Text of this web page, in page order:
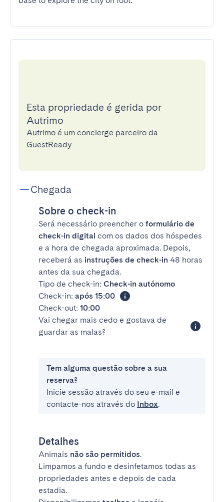
Esta propriedade é gerida por
Autrimo
Autrimo é um concierge parceiro da
GuestReady
Chegada
Sobre o check-in
Será necessário preencher o formulário de
check-in digital com os dados dos hóspedes
e a hora de chegada aproximada. Depois,
receberá as instruções de check-in 48 horas
antes da sua chegada.
Tipo de check-in: Check-in autónomo
Check-in: após 15:00
Check-out: 10:00
Vai chegar mais cedo e gostava de
guardar as malas?
Tem alguma questão sobre a sua
reserva?
Inicie sessão através do seu e-mail e
contacte-nos através do Inbox.
Detalhes
Animais não são permitidos.
Limpamos a fundo e desinfetamos todas as
propriedades antes e depois de cada
estadia.